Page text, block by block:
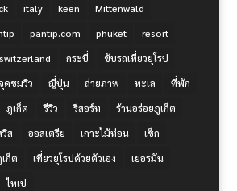
italy keen
Mittenwald
pantip.com phuket
resort
switzerland กระบี่
ขับรถเที่ยวยุโรป
ดชมวิว ญี่ปุ่น ถ่ายภาพ ทะเล
ที่พัก
ภูเก็ต รีวิว รีสอร์ท
ร้านอร่อยภูเก็ต
วิส ออสเตรีย เกาะไม้ท่อน
เช็ก
ก็ต เที่ยวยุโรปด้วยตัวเอง
เยอรมัน
ไทเป